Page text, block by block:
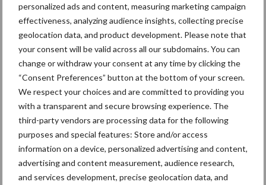
personalized ads and content, measuring marketing campaign
effectiveness, analyzing audience insights, collecting precise
geolocation data, and product development. Please note that
your consent will be valid across all our subdomains. You can
change or withdraw your consent at any time by clicking the
“Consent Preferences” button at the bottom of your screen.
We respect your choices and are committed to providing you
with a transparent and secure browsing experience. The
third-party vendors are processing data for the following
purposes and special features: Store and/or access
information on a device, personalized advertising and content,
advertising and content measurement, audience research,
and services development, precise geolocation data, and
Tien praktische tips voor
een langere levensduur
Themapagina's
Diergezondheid Bemesting Fokkerij